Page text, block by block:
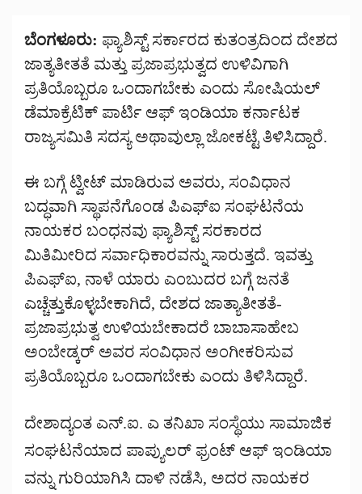
window) window) window)
ಬೆಂಗಳೂರು: ಫ್ಯಾಶಿಸ್ಟ್ ಸರ್ಕಾರದ ಕುತಂತ್ರದಿಂದ ದೇಶದ
ಜಾತ್ಯತೀತತೆ ಮತ್ತು ಪ್ರಜಾಪ್ರಭುತ್ವದ ಉಳಿವಿಗಾಗಿ
ಪ್ರತಿಯೊಬ್ಬರೂ ಒಂದಾಗಬೇಕು ಎಂದು ಸೋಷಿಯಲ್
ಡೆಮಾಕ್ರೆಟಿಕ್ ಪಾರ್ಟಿ ಆಫ್ ಇಂಡಿಯಾ ಕರ್ನಾಟಕ
ರಾಜ್ಯಸಮಿತಿ ಸದಸ್ಯ ಅಥಾವುಲ್ಲಾ ಜೋಕಟ್ಟೆ ತಿಳಿಸಿದ್ದಾರೆ.
ಈ ಬಗ್ಗೆ ಟ್ವೀಟ್ ಮಾಡಿರುವ ಅವರು, ಸಂವಿಧಾನ
ಬದ್ಧವಾಗಿ ಸ್ಥಾಪನೆಗೊಂಡ ಪಿಎಫ್ಐ ಸಂಘಟನೆಯ
ನಾಯಕರ ಬಂಧನವು ಫ್ಯಾಶಿಸ್ಟ್ ಸರಕಾರದ
ಮಿತಿಮೀರಿದ ಸರ್ವಾಧಿಕಾರವನ್ನು ಸಾರುತ್ತದೆ. ಇವತ್ತು
ಪಿಎಫ್ಐ, ನಾಳೆ ಯಾರು ಎಂಬುದರ ಬಗ್ಗೆ ಜನತೆ
ಎಚ್ಚೆತ್ತುಕೊಳ್ಳಬೇಕಾಗಿದೆ, ದೇಶದ ಜಾತ್ಯಾತೀತತೆ-
ಪ್ರಜಾಪ್ರಭುತ್ವ ಉಳಿಯಬೇಕಾದರೆ ಬಾಬಾಸಾಹೇಬ
ಅಂಬೇಡ್ಕರ್ ಅವರ ಸಂವಿಧಾನ ಅಂಗೀಕರಿಸುವ
ಪ್ರತಿಯೊಬ್ಬರೂ ಒಂದಾಗಬೇಕು ಎಂದು ತಿಳಿಸಿದ್ದಾರೆ.
ದೇಶಾದ್ಯಂತ ಎನ್.ಐ. ಎ ತನಿಖಾ ಸಂಸ್ಥೆಯು ಸಾಮಾಜಿಕ
ಸಂಘಟನೆಯಾದ ಪಾಪ್ಯುಲರ್ ಫ್ರಂಟ್ ಆಫ್ ಇಂಡಿಯಾ
ವನ್ನು ಗುರಿಯಾಗಿಸಿ ದಾಳಿ ನಡೆಸಿ, ಅದರ ನಾಯಕರ